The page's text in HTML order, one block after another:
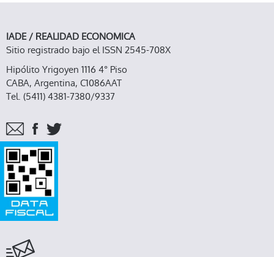
IADE / REALIDAD ECONOMICA
Sitio registrado bajo el ISSN 2545-708X
Hipólito Yrigoyen 1116 4° Piso
CABA, Argentina, C1086AAT
Tel. (5411) 4381-7380/9337